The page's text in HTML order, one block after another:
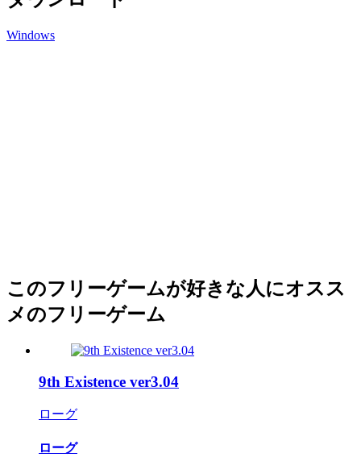
Windows
このフリーゲームが好きな人にオスス
メのフリーゲーム
9th Existence ver3.04
ローグ
ローグ